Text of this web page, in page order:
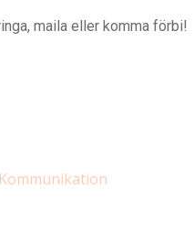
maila eller komma förbi!